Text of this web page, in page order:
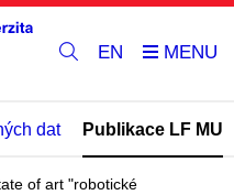
EN
dat Publikace LF MU
of art "robotické